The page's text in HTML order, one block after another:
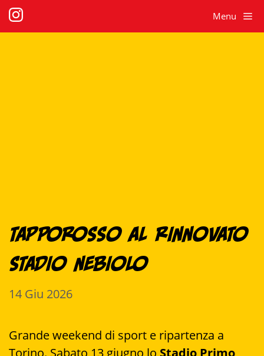
Tapporosso al rinnovato
Stadio Nebiolo
14 Giu 2026
Grande weekend di sport e ripartenza a
Torino. Sabato 13 giugno lo Stadio Primo